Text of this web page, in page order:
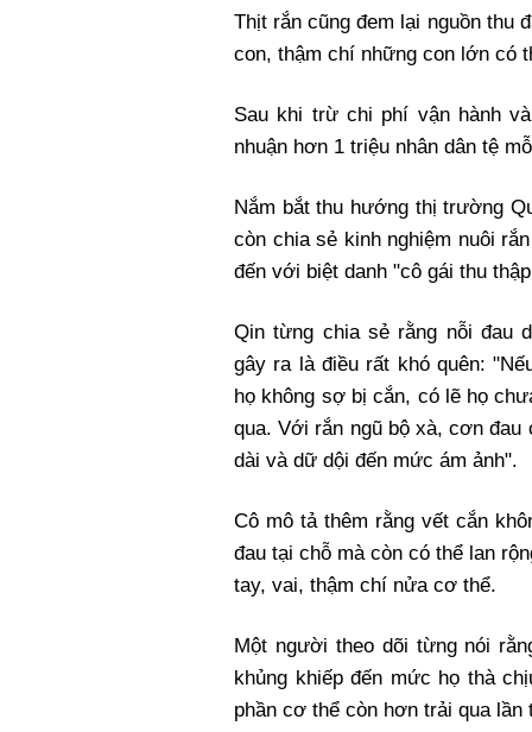
Thịt rắn cũng đem lại nguồn thu
con, thậm chí những con lớn có
Sau khi trừ chi phí vận hành
nhuận hơn 1 triệu nhân dân tệ
Nắm bắt thu hướng thị trường
còn chia sẻ kinh nghiệm nuôi
đến với biệt danh "cô gái thu
Qin từng chia sẻ rằng nỗi đau
gây ra là điều rất khó quên:
họ không sợ bị cắn, có lẽ họ
qua. Với rắn ngũ bộ xà, cơn đau
dài và dữ dội đến mức ám ảnh".
Cô mô tả thêm rằng vết cắn
đau tại chỗ mà còn có thể lan
tay, vai, thậm chí nửa cơ thể.
Một người theo dõi từng nói
khủng khiếp đến mức họ thà
phần cơ thể còn hơn trải qua lần